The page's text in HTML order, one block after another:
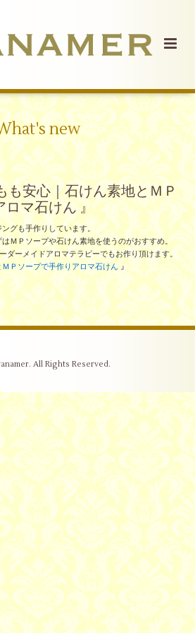
new
も安心｜石けん素地とＭＰ
ロマ石けん 』
グも手作りしています。
ＭＰソープや石けん素地を使うのがおすすめ。
ーメイドアロマテラピーでもお作り頂けます。
Ｐソープで手作りアロマ石けん』
. All Rights Reserved.